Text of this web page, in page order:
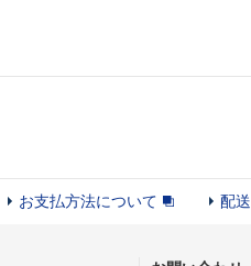
お支払方法について 配